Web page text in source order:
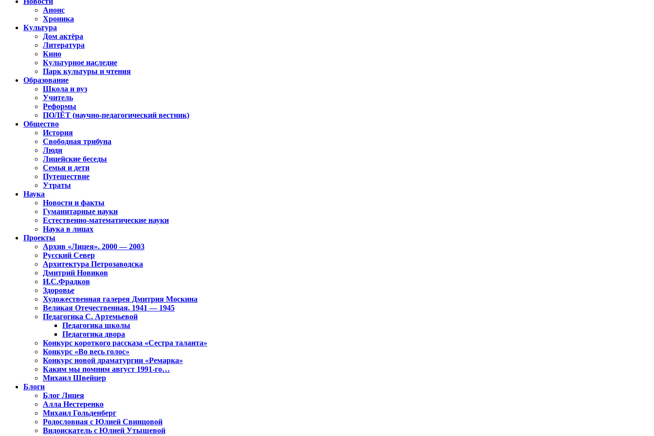
Анонс
Хроника
Культура
Дом актёра
Литература
Кино
Культурное наследие
Парк культуры и чтения
Образование
Школа и вуз
Учитель
Реформы
ПОЛЁТ (научно-педагогический вестник)
Общество
История
Свободная трибуна
Люди
Лицейские беседы
Семья и дети
Путешествие
Утраты
Наука
Новости и факты
Гуманитарные науки
Естественно-математические науки
Наука в лицах
Проекты
Архив «Лицея». 2000 — 2003
Русский Север
Архитектура Петрозаводска
Дмитрий Новиков
И.С.Фрадков
Здоровье
Художественная галерея Дмитрия Москина
Великая Отечественная. 1941 — 1945
Педагогика С. Артемьевой
Педагогика школы
Педагогика двора
Конкурс короткого рассказа «Сестра таланта»
Конкурс «Во весь голос»
Конкурс новой драматургии «Ремарка»
Каким мы помним август 1991-го…
Михаил Швейцер
Блоги
Блог Лицея
Алла Нестеренко
Михаил Гольденберг
Родословная с Юлией Свинцовой
Видоискатель с Юлией Утышевой